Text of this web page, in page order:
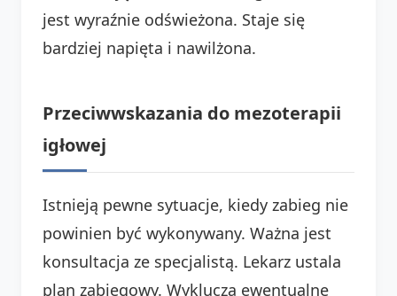
jest wyraźnie odświeżona. Staje się
bardziej napięta i nawilżona.
Przeciwwskazania do mezoterapii
igłowej
Istnieją pewne sytuacje, kiedy zabieg nie
powinien być wykonywany. Ważna jest
konsultacja ze specjalistą. Lekarz ustala
plan zabiegowy. Wyklucza ewentualne